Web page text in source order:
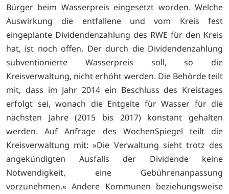
Bürger beim Wasserpreis eingesetzt worden. Welche
Auswirkung die entfallene und vom Kreis fest
eingeplante Dividendenzahlung des RWE für den Kreis
hat, ist noch offen. Der durch die Dividendenzahlung
subventionierte Wasserpreis soll, so die
Kreisverwaltung, nicht erhöht werden. Die Behörde teilt
mit, dass im Jahr 2014 ein Beschluss des Kreistages
erfolgt sei, wonach die Entgelte für Wasser für die
nächsten Jahre (2015 bis 2017) konstant gehalten
werden. Auf Anfrage des WochenSpiegel teilt die
Kreisverwaltung mit: »Die Verwaltung sieht trotz des
angekündigten Ausfalls der Dividende keine
Notwendigkeit, eine Gebührenanpassung
vorzunehmen.« Andere Kommunen beziehungsweise